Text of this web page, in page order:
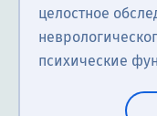
целостное
психические